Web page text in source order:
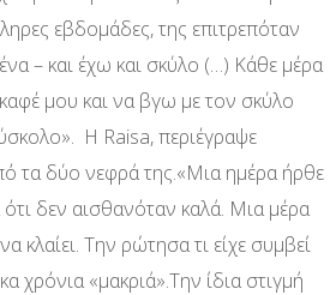
εβδομάδες, της επιτρεπόταν
– και έχω και σκύλο (…) Κάθε μέρα
μου και να βγω με τον σκύλο
Η Raisa, περιέγραψε
τα δύο νεφρά της.«Μια ημέρα ήρθε
δεν αισθανόταν καλά. Μια μέρα
κλαίει. Την ρώτησα τι είχε συμβεί
χρόνια «μακριά».Την ίδια στιγμή